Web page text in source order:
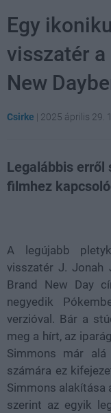
Egy
visszatér a
New
Csirke | 2025 április 29.
Legalábbis erről
filmhez
A legújabb
visszatér J. Jonah
Brand New Day
negyedik
verzióval. Bár a
meg a hírt, az
Simmons már
számára ez
Simmons alakítása
szerint az egyik